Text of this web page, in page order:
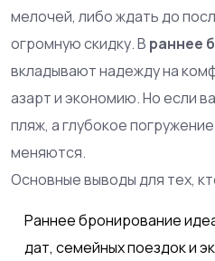
мелочей, либо ждать до
огромную скидку. В раннее
вкладывают надежду на
азарт и экономию. Но если
пляж, а глубокое
меняются.
Основные выводы для тех,
Раннее бронирование
дат, семейных поездок и